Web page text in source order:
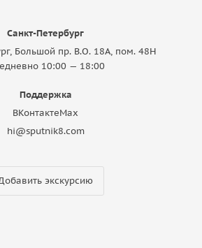
Санкт-Петербург
Большой пр. В.О. 18A, пом. 48Н
10:00 — 18:00
Поддержка
ВКонтактеMax
hi@sputnik8.com
экскурсию